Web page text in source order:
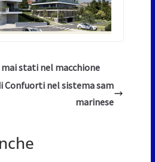
mai stati nel macchione
Confuorti nel sistema sam
marinese